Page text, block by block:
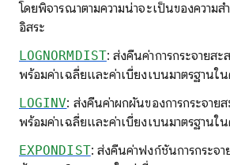
โดยพิจารณาตามความน่าจะเป็นของความส
อิสระ
LOGNORMDIST: ส่งคืนค่าการกระจายส
พร้อมค่าเฉลี่ยและค่าเบี่ยงเบนมาตรฐานใ
LOGINV: ส่งคืนค่าผกผันของการกระจาย
พร้อมค่าเฉลี่ยและค่าเบี่ยงเบนมาตรฐานใ
EXPONDIST: ส่งคืนค่าฟังก์ชันการกระจ